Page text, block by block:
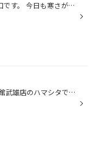
タイヤ館武雄店の橋口です。 今日も寒さが続いてますね〜 そんな時は、家でプラモ製作 ボディを本格的に磨いてます 艶もほどよくでて 良い感じになったんですが サイドモールのブラック塗装 剥いでしまいました・・・ タッチアップして 補修するしかないですね デカールも貼ってるんで やり直しでき...
こんにちは☆ タイヤ館武雄店のハマシタです！ 今日ゎクリスマス☆彡.。 皆さ~ん！！！ サンタさん来ましたかぁー？( * ॑꒳ ॑* ) 誰か私にプレゼントくださぁーい(笑)